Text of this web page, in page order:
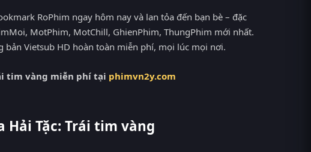
RoPhim ngay hôm nay và lan tỏa đến bạn bè – đặc
MotPhim, MotChill, GhienPhim, ThungPhim mới nhất.
bản Vietsub HD hoàn toàn miễn phí, mọi lúc mọi nơi.
tim vàng miễn phí tại phimvn2y.com
Hải Tặc: Trái tim vàng